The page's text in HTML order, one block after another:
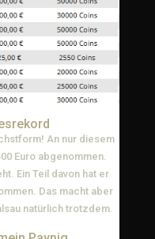
An nur diesem
Euro abgenommen.
Ein Teil davon hat er
Das macht aber
natürlich trotzdem.